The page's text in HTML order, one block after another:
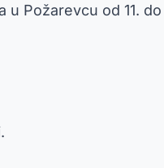
Požarevcu od 11. do